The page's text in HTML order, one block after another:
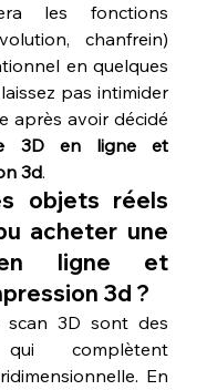
les fonctions
chanfrein)
en quelques
pas intimider
après avoir décidé
3D en ligne et
3d.
objets réels
acheter une
ligne et
3d ?
3D sont des
complètent
En